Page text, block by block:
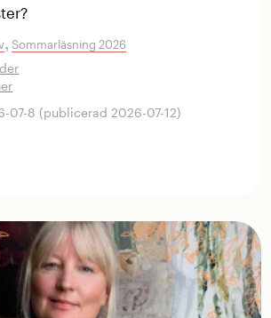
,Sommarläsning 2026
07-8 (publicerad 2026-07-12)